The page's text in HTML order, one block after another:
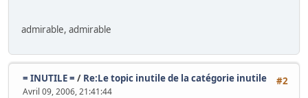
admirable, admirable
#2
= INUTILE = / Re:Le topic inutile de la catégorie inutile
Avril 09, 2006, 21:41:44